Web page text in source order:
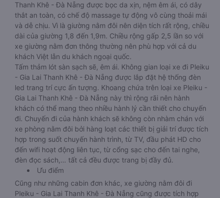
Thanh Khê - Đà Nẵng được bọc da xịn, nệm êm ái, có dây
thắt an toàn, có chế độ massage tự động vô cùng thoải mái
và dễ chịu. Vì là giường nằm đôi nên diện tích rất rộng, chiều
dài của giường 1,8 đến 1,9m. Chiều rộng gấp 2,5 lần so với
xe giường nằm đơn thông thường nên phù hợp với cả du
khách Việt lẫn du khách ngoại quốc.
Tấm thảm lót sàn sạch sẽ, êm ái. Không gian loại xe đi Pleiku
- Gia Lai Thanh Khê - Đà Nẵng được lắp đặt hệ thống đèn
led trang trí cực ấn tượng. Khoang chứa trên loại xe Pleiku -
Gia Lai Thanh Khê - Đà Nẵng này thì rộng rãi nên hành
khách có thể mang theo nhiều hành lý cần thiết cho chuyến
đi. Chuyến đi của hành khách sẽ không còn nhàm chán với
xe phòng nằm đôi bởi hàng loạt các thiết bị giải trí được tích
hợp trong suốt chuyến hành trình, từ TV, đầu phát HD cho
đến wifi hoạt động liên tục, từ cổng sạc cho đến tai nghe,
đèn đọc sách,… tất cả đều được trang bị đầy đủ.
Ưu điểm
Cũng như những cabin đơn khác, xe giường nằm đôi đi
Pleiku - Gia Lai Thanh Khê - Đà Nẵng cũng được tích hợp